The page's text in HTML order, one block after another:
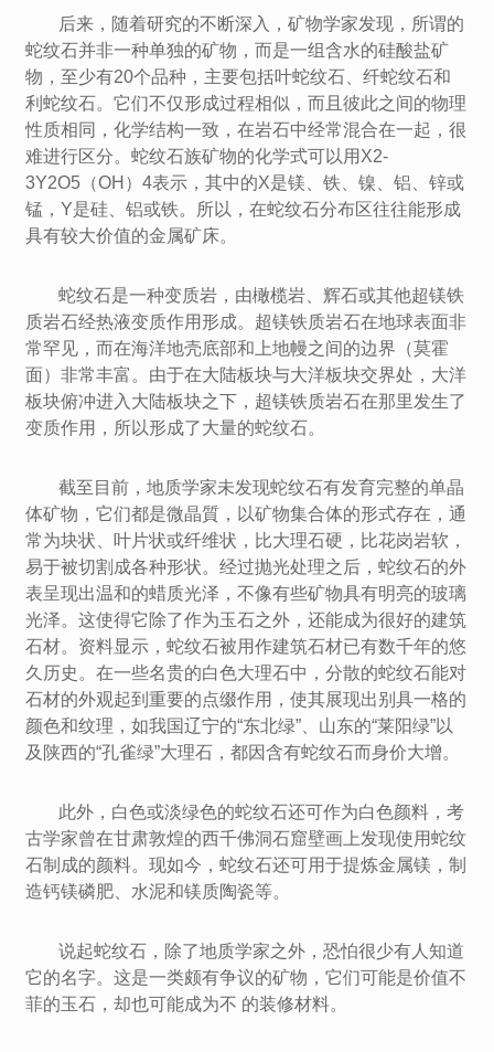
后来，随着研究的不断深入，矿物学家发现，所谓的
蛇纹石并非一种单独的矿物，而是一组含水的硅酸盐矿
物，至少有20个品种，主要包括叶蛇纹石、纤蛇纹石和
利蛇纹石。它们不仅形成过程相似，而且彼此之间的物理
性质相同，化学结构一致，在岩石中经常混合在一起，很
难进行区分。蛇纹石族矿物的化学式可以用X2-
3Y2O5（OH）4表示，其中的X是镁、铁、镍、铝、锌或
锰，Y是硅、铝或铁。所以，在蛇纹石分布区往往能形成
具有较大价值的金属矿床。
蛇纹石是一种变质岩，由橄榄岩、辉石或其他超镁铁
质岩石经热液变质作用形成。超镁铁质岩石在地球表面非
常罕见，而在海洋地壳底部和上地幔之间的边界（莫霍
面）非常丰富。由于在大陆板块与大洋板块交界处，大洋
板块俯冲进入大陆板块之下，超镁铁质岩石在那里发生了
变质作用，所以形成了大量的蛇纹石。
截至目前，地质学家未发现蛇纹石有发育完整的单晶
体矿物，它们都是微晶質，以矿物集合体的形式存在，通
常为块状、叶片状或纤维状，比大理石硬，比花岗岩软，
易于被切割成各种形状。经过抛光处理之后，蛇纹石的外
表呈现出温和的蜡质光泽，不像有些矿物具有明亮的玻璃
光泽。这使得它除了作为玉石之外，还能成为很好的建筑
石材。资料显示，蛇纹石被用作建筑石材已有数千年的悠
久历史。在一些名贵的白色大理石中，分散的蛇纹石能对
石材的外观起到重要的点缀作用，使其展现出别具一格的
颜色和纹理，如我国辽宁的“东北绿”、山东的“莱阳绿”以
及陕西的“孔雀绿”大理石，都因含有蛇纹石而身价大增。
此外，白色或淡绿色的蛇纹石还可作为白色颜料，考
古学家曾在甘肃敦煌的西千佛洞石窟壁画上发现使用蛇纹
石制成的颜料。现如今，蛇纹石还可用于提炼金属镁，制
造钙镁磷肥、水泥和镁质陶瓷等。
说起蛇纹石，除了地质学家之外，恐怕很少有人知道
它的名字。这是一类颇有争议的矿物，它们可能是价值不
菲的玉石，却也可能成为不 的装修材料。